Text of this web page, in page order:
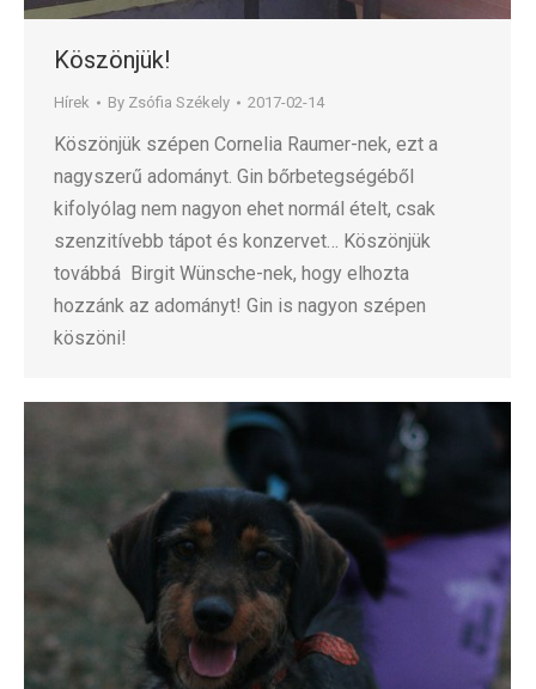
Köszönjük!
Hírek By Zsófia Székely 2017-02-14
Köszönjük szépen Cornelia Raumer-nek, ezt a
nagyszerű adományt. Gin bőrbetegségéből
kifolyólag nem nagyon ehet normál ételt, csak
szenzitívebb tápot és konzervet… Köszönjük
továbbá Birgit Wünsche-nek, hogy elhozta
hozzánk az adományt! Gin is nagyon szépen
köszöni!